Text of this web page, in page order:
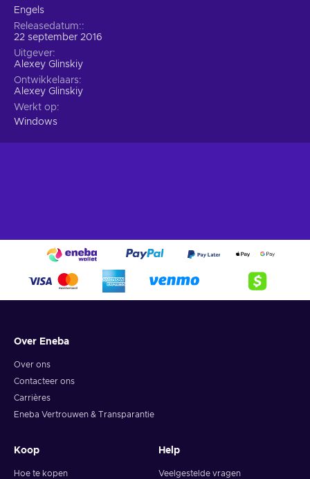
Engels
Releasedatum:
22 september 2016
Uitgever
Alexey Glinskiy
Ontwikkelaars
Alexey Glinskiy
Werkt op
Windows
Over Eneba
Over ons
Contacteer ons
Carrières
Eneba Vertrouwen & Transparantie
Koop
Hoe te kopen
Help
Veelgestelde vragen